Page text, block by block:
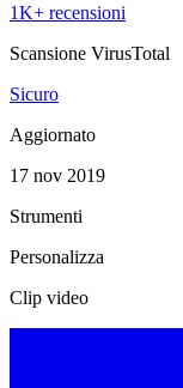
1K+ recensioni
Scansione VirusTotal
Sicuro
Aggiornato
17 nov 2019
Strumenti
Personalizza
Clip video